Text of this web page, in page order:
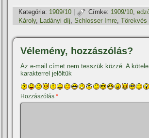
Kategória: 1909/10 | Címke: 1909/10,
Károly, Ladányi dí­j,Schlosser Imre,Törekvés
Vélemény, hozzászólás?
Az e-mail címet nem tesszük közzé. A
karakterrel jelöltük
Hozzászólás*